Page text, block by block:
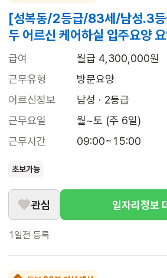
[성복동/2등급/83세/남성.3
두 어르신 케어하실 입주요양
급여
월급 4,300,000원
근무유형
방문요양
어르신정보
남성 · 2등급
근무요일
월~토 (주 6일)
근무시간
09:00~15:00
초보가능
관심 일자리정보
1일전 등록